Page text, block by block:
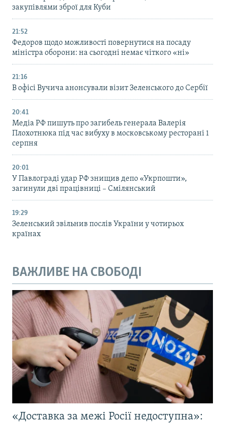
закупівлями зброї для Куби
21:52
Федоров щодо можливості повернутися на посаду
міністра оборони: на сьогодні немає чіткого «ні»
21:16
В офісі Вучича анонсували візит Зеленського до Сербії
20:41
Медіа РФ пишуть про загибель генерала Валерія
Плохотнюка під час вибуху в московському ресторані 1
серпня
20:01
У Павлограді удар РФ знищив депо «Укрпошти»,
загинули дві працівниці – Смілянський
19:29
Зеленський звільнив послів України у чотирьох
країнах
ВАЖЛИВЕ НА СВОБОДІ
«Доставка за межі Росії недоступна»: